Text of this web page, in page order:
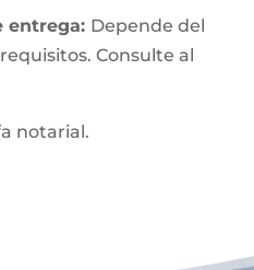
entrega: Depende del
Consulte al
notarial.